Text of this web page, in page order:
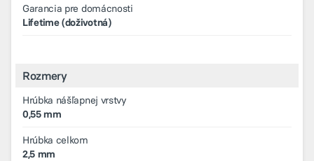
Garancia pre domácnosti
Lifetime (doživotná)
Rozmery
Hrúbka nášľapnej vrstvy
0,55 mm
Hrúbka celkom
2,5 mm